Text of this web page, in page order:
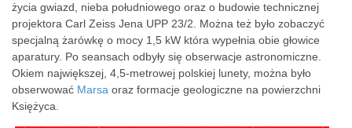
życia gwiazd, nieba południowego oraz o budowie technicznej
projektora Carl Zeiss Jena UPP 23/2. Można też było zobaczyć
specjalną żarówkę o mocy 1,5 kW która wypełnia obie głowice
aparatury. Po seansach odbyły się obserwacje astronomiczne.
Okiem największej, 4,5-metrowej polskiej lunety, można było
obserwować Marsa oraz formacje geologiczne na powierzchni
Księżyca.